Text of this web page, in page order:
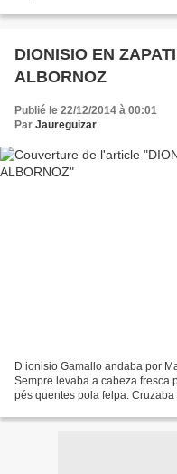
DIONISIO EN
ALBORNOZ
Publié le 22/12/2014 à 00:01
Par Jaureguizar
D ionisio Gamallo andaba por
Sempre levaba a cabeza fresca
pés quentes pola felpa.